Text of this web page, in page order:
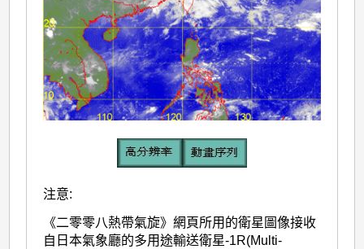
注意:
《二零零八熱帶氣旋》網頁所用的衛星圖像接收
自日本氣象廳的多用途輸送衛星-1R(Multi-